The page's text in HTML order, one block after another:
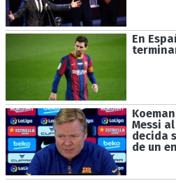
En
Messi
decida
de un